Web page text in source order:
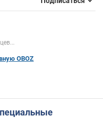
OBOZ